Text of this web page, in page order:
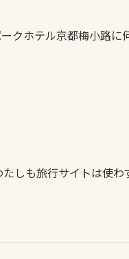
クホテル京都梅小路に
しも旅行サイトは使